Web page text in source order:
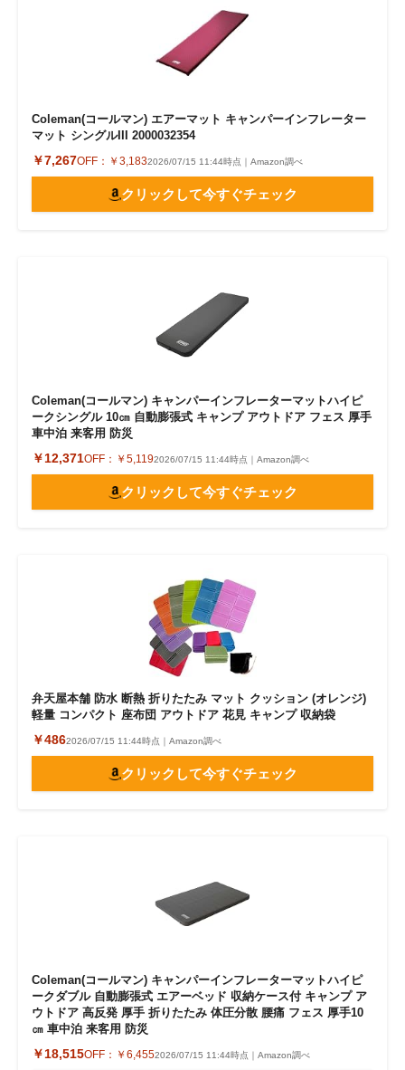
Coleman(コールマン) エアーマット キャンパーインフレーター
マット シングルIII 2000032354
￥7,267OFF： ￥3,1832026/07/15 11:44時点｜Amazon調べ
クリックして今すぐチェック
Coleman(コールマン) キャンパーインフレーターマットハイピ
ークシングル 10㎝ 自動膨張式 キャンプ アウトドア フェス 厚手
車中泊 来客用 防災
￥12,371OFF： ￥5,1192026/07/15 11:44時点｜Amazon調べ
クリックして今すぐチェック
弁天屋本舗 防水 断熱 折りたたみ マット クッション (オレンジ)
軽量 コンパクト 座布団 アウトドア 花見 キャンプ 収納袋
￥4862026/07/15 11:44時点｜Amazon調べ
クリックして今すぐチェック
Coleman(コールマン) キャンパーインフレーターマットハイピ
ークダブル 自動膨張式 エアーベッド 収納ケース付 キャンプ ア
ウトドア 高反発 厚手 折りたたみ 体圧分散 腰痛 フェス 厚手10
㎝ 車中泊 来客用 防災
￥18,515OFF： ￥6,4552026/07/15 11:44時点｜Amazon調べ